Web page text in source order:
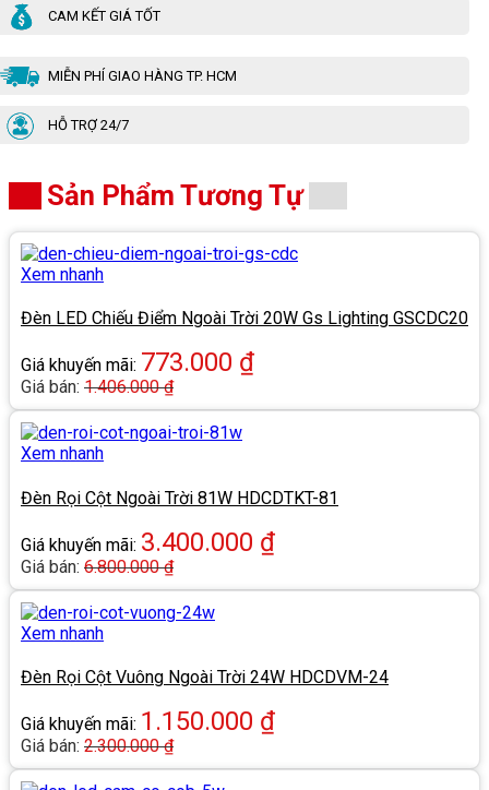
CAM KẾT GIÁ TỐT
MIỄN PHÍ GIAO HÀNG TP. HCM
HỖ TRỢ 24/7
Sản Phẩm Tương Tự
Xem nhanh
Đèn LED Chiếu Điểm Ngoài Trời 20W Gs Lighting GSCDC20
Giá khuyến mãi: 773.000 ₫
Giá bán: 1.406.000₫
Xem nhanh
Đèn Rọi Cột Ngoài Trời 81W HDCDTKT-81
Giá khuyến mãi: 3.400.000 ₫
Giá bán: 6.800.000₫
Xem nhanh
Đèn Rọi Cột Vuông Ngoài Trời 24W HDCDVM-24
Giá khuyến mãi: 1.150.000 ₫
Giá bán: 2.300.000₫